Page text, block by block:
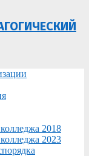
2018
2023